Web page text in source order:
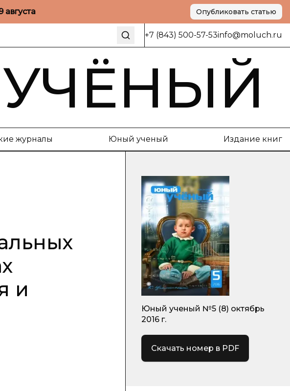
августа Опубликовать статью
+7 (843) 500-57-53info@moluch.ru
журналы Юный ученый Издание книг
и
Юный ученый №5 (8) октябрь
2016 г.
Скачать номер в PDF